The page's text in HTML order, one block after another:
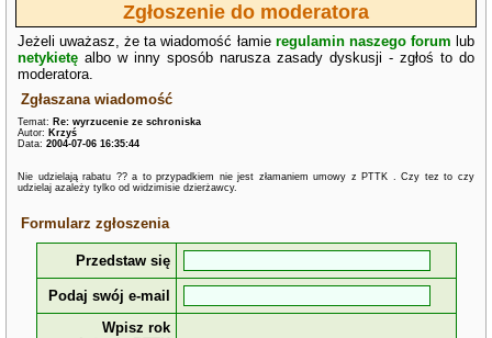
Zgłoszenie do moderatora
Jeżeli uważasz, że ta wiadomość łamie regulamin naszego forum lub
netykietę albo w inny sposób narusza zasady dyskusji - zgłoś to do
moderatora.
Zgłaszana wiadomość
Temat: Re: wyrzucenie ze schroniska
Autor: Krzyś
Data:2004-07-06 16:35:44
Nie udzielają rabatu ?? a to przypadkiem nie jest złamaniem umowy z PTTK . Czy tez to czy
udzielaj azależy tylko od widzimisie dzierżawcy.
Formularz zgłoszenia
Przedstaw się
Podaj swój e-mail
Wpisz rok